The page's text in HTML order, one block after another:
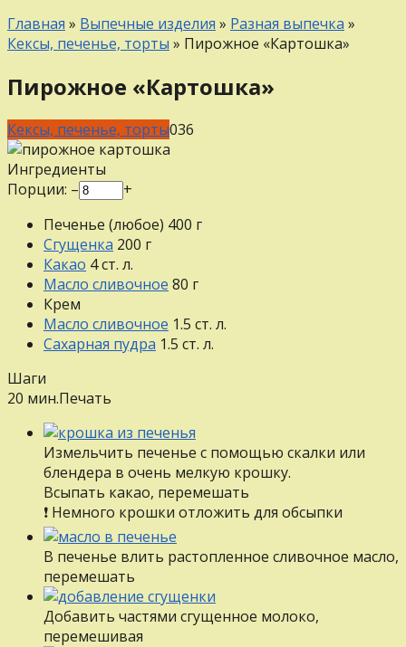
Главная » Выпечные изделия » Разная выпечка »
Кексы, печенье, торты » Пирожное «Картошка»
Пирожное «Картошка»
Кексы, печенье, торты036
Ингредиенты
Порции: –
+
Печенье (любое) 400 г
Сгущенка 200 г
Какао 4ст. л.
Масло сливочное 80 г
Крем
Масло сливочное 1.5 ст. л.
Сахарная пудра 1.5 ст. л.
Шаги
20 мин.Печать
Измельчить печенье с помощью скалки или
блендера в очень мелкую крошку.
Всыпать какао, перемешать
❗ Немного крошки отложить для обсыпки
В печенье влить растопленное сливочное масло,
перемешать
Добавить частями сгущенное молоко,
перемешивая